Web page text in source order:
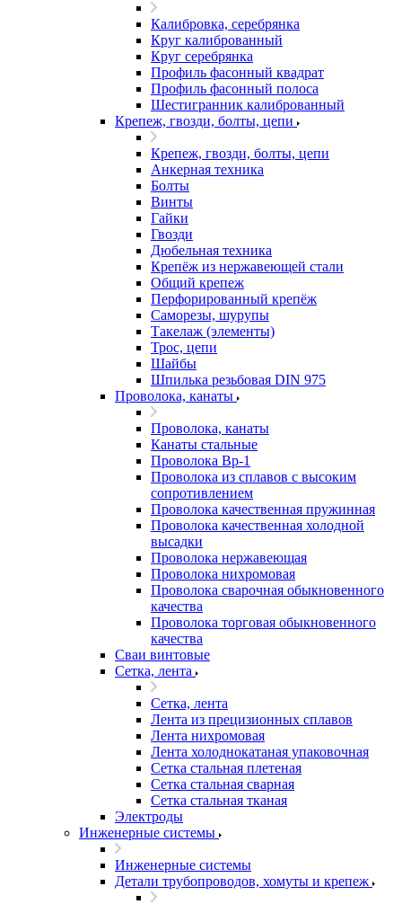
Калибровка, серебрянка
Круг калиброванный
Круг серебрянка
Профиль фасонный квадрат
Профиль фасонный полоса
Шестигранник калиброванный
Крепеж, гвозди, болты, цепи
Крепеж, гвозди, болты, цепи
Анкерная техника
Болты
Винты
Гайки
Гвозди
Дюбельная техника
Крепёж из нержавеющей стали
Общий крепеж
Перфорированный крепёж
Саморезы, шурупы
Такелаж (элементы)
Трос, цепи
Шайбы
Шпилька резьбовая DIN 975
Проволока, канаты
Проволока, канаты
Канаты стальные
Проволока Вр-1
Проволока из сплавов с высоким
сопротивлением
Проволока качественная пружинная
Проволока качественная холодной
высадки
Проволока нержавеющая
Проволока нихромовая
Проволока сварочная обыкновенного
качества
Проволока торговая обыкновенного
качества
Сваи винтовые
Сетка, лента
Сетка, лента
Лента из прецизионных сплавов
Лента нихромовая
Лента холоднокатаная упаковочная
Сетка стальная плетеная
Сетка стальная сварная
Сетка стальная тканая
Электроды
Инженерные системы
Инженерные системы
Детали трубопроводов, хомуты и крепеж